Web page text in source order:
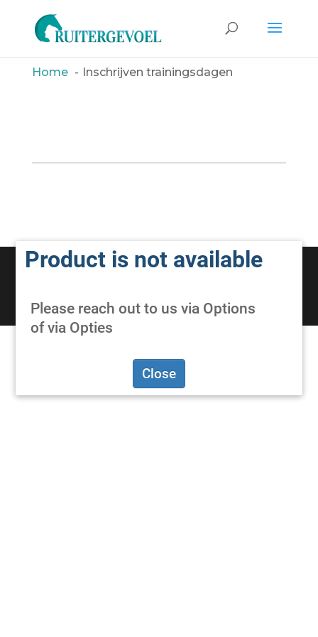
Home Inschrijven trainingsdagen
Product is not available
Please reach out to us via Options
of via Opties
Close
Hester Bransen, Trainer Ruitergevoel © - Alle
Voorwaarden